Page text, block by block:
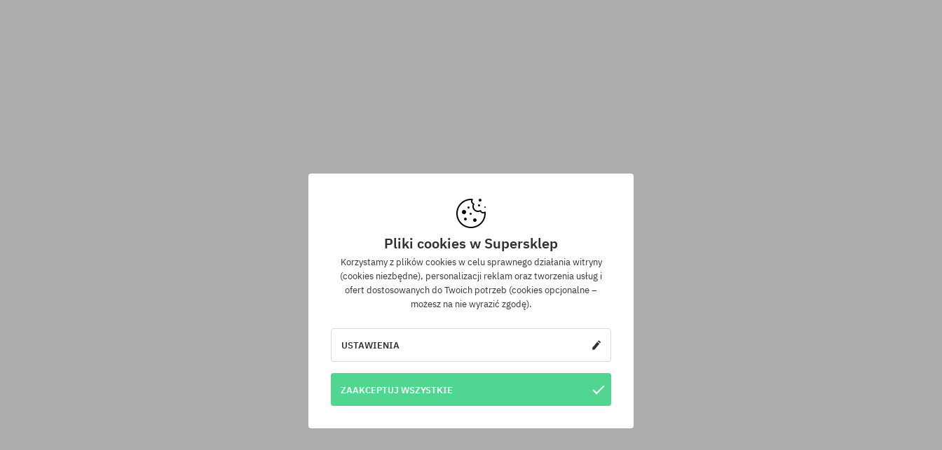
Pliki cookies w Supersklep
Korzystamy z plików cookies w celu sprawnego działania witryny
(cookies niezbędne), personalizacji reklam oraz tworzenia usług i
ofert dostosowanych do Twoich potrzeb (cookies opcjonalne –
możesz na nie wyrazić zgodę).
USTAWIENIA
ZAAKCEPTUJ WSZYSTKIE